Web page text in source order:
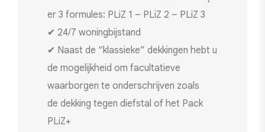
er 3 formules: PLiZ 1 – PLiZ 2 – PLiZ 3
✔ 24/7 woningbijstand
✔ Naast de “klassieke” dekkingen hebt u
de mogelijkheid om facultatieve
waarborgen te onderschrijven zoals
de dekking tegen diefstal of het Pack
PLiZ+